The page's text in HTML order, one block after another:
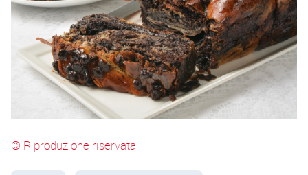
© Riproduzione riservata